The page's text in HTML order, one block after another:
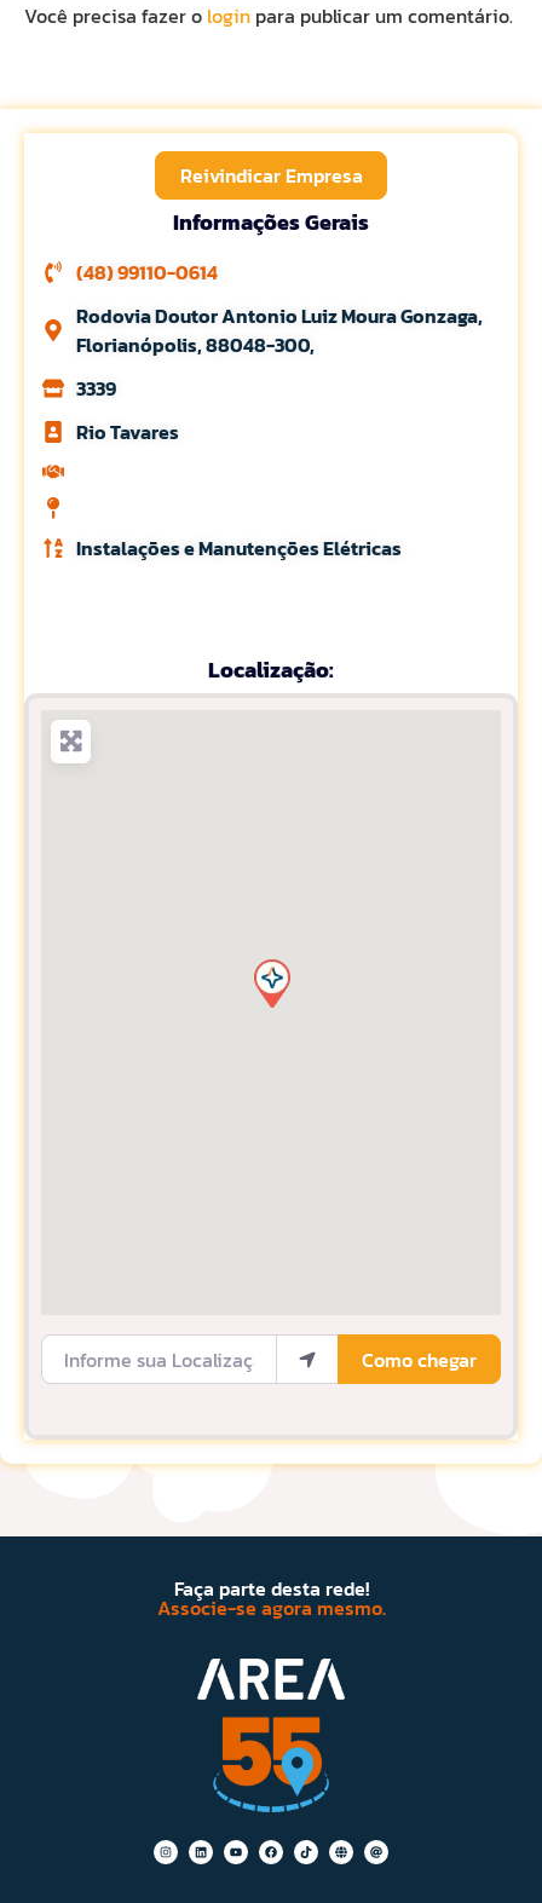
Você precisa fazer o login para publicar um comentário.
Reivindicar Empresa
Informações Gerais
(48) 99110-0614
Rodovia Doutor Antonio Luiz Moura Gonzaga,
Florianópolis, 88048-300,
3339
Rio Tavares
Instalações e Manutenções Elétricas
Localização:
Informe sua Localização
Como chegar
Faça parte desta rede!
Associe-se agora mesmo.